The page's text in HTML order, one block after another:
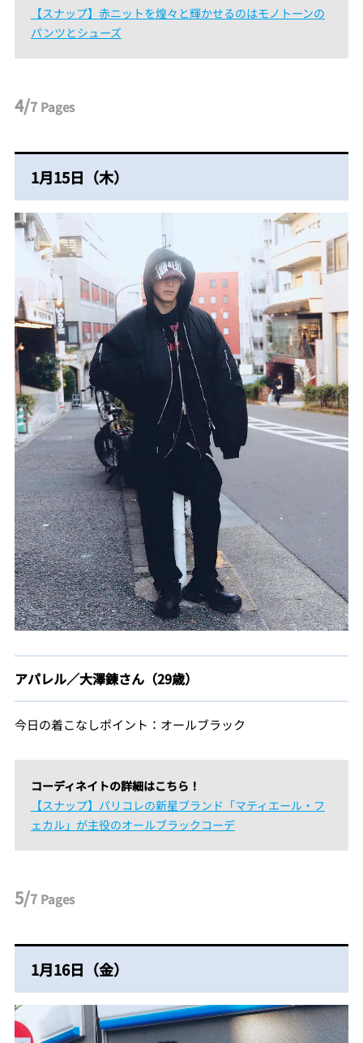
【スナップ】赤ニットを煌々と輝かせるのはモノトーンの
パンツとシューズ
4/7 Pages
1月15日（木）
アパレル／大澤錬さん（29歳）
今日の着こなしポイント：オールブラック
コーディネイトの詳細はこちら！
【スナップ】パリコレの新星ブランド「マティエール・フ
ェカル」が主役のオールブラックコーデ
5/7 Pages
1月16日（金）